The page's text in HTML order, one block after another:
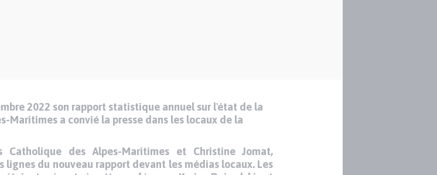
2022 son rapport statistique annuel sur l'état de la
Maritimes a convié la presse dans les locaux de la
Catholique des Alpes-Maritimes et Christine Jomat,
du nouveau rapport devant les médias locaux. Les